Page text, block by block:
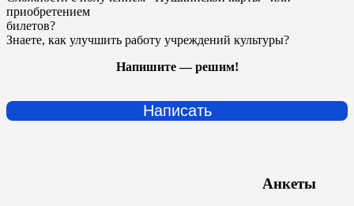
приобретением
билетов?
Знаете, как улучшить работу учреждений культуры?
Напишите — решим!
Написать
Анкеты